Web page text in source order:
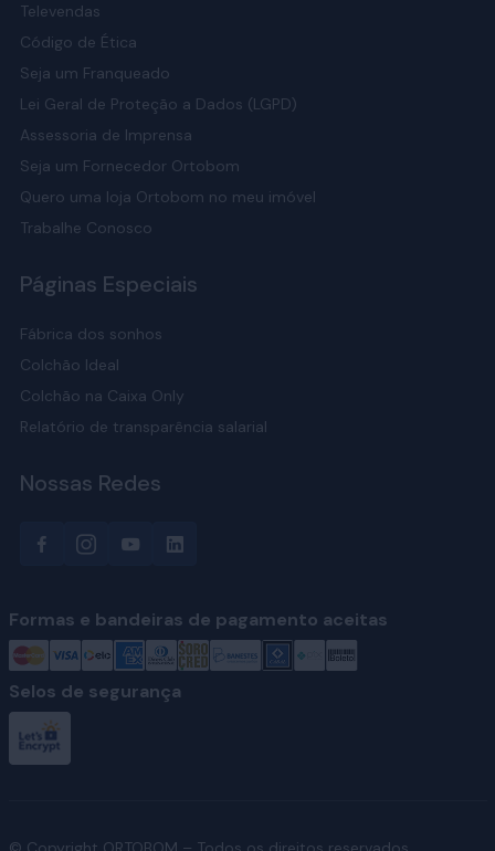
Televendas
Código de Ética
Seja um Franqueado
Lei Geral de Proteção a Dados (LGPD)
Assessoria de Imprensa
Seja um Fornecedor Ortobom
Quero uma loja Ortobom no meu imóvel
Trabalhe Conosco
Páginas Especiais
Fábrica dos sonhos
Colchão Ideal
Colchão na Caixa Only
Relatório de transparência salarial
Nossas Redes
Formas e bandeiras de pagamento aceitas
Selos de segurança